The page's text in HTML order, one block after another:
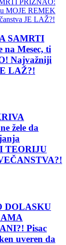
SAMRTI
Mesec, ti
Najvažniji
LAŽ?!
žele da
TEORIJU
DOLASKU
Pisac
uveren da